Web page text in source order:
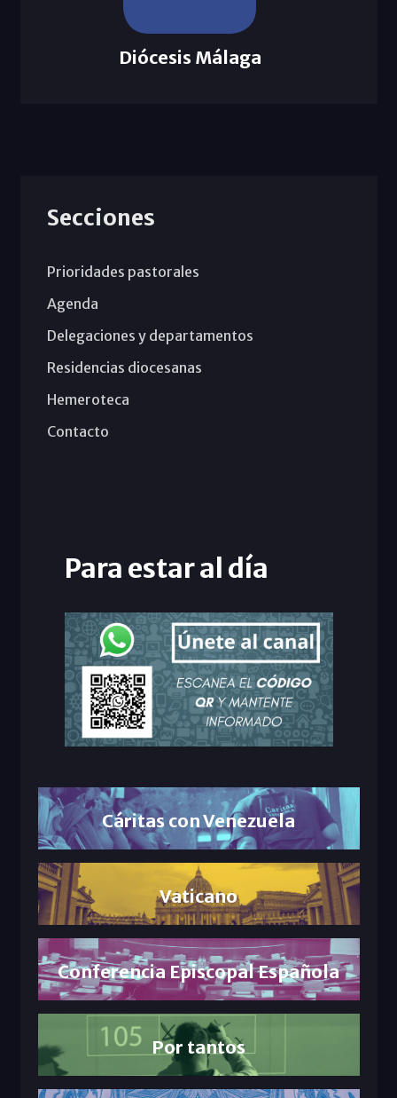
Diócesis Málaga
Secciones
Prioridades pastorales
Agenda
Delegaciones y departamentos
Residencias diocesanas
Hemeroteca
Contacto
Para estar al día
Cáritas con Venezuela
Vaticano
Conferencia Episcopal Española
Por tantos